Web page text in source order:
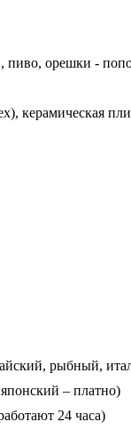
орешки -
керамическая
рыбный,
– платно)
24 часа)